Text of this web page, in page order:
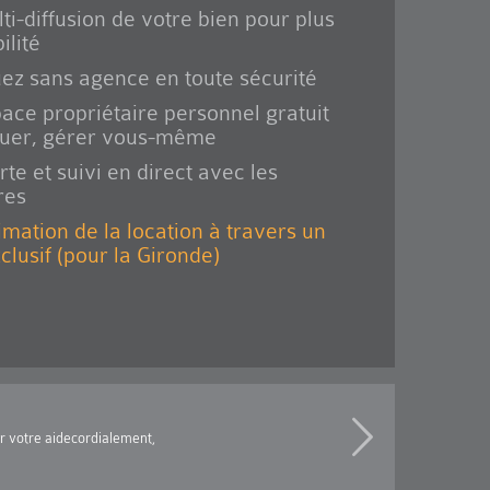
diffusion de votre bien pour plus
sans agence en toute sécurité
propriétaire personnel gratuit
gérer vous-même
et suivi en direct avec les
de la location à travers un
(pour la Gironde)
votre aidecordialement,